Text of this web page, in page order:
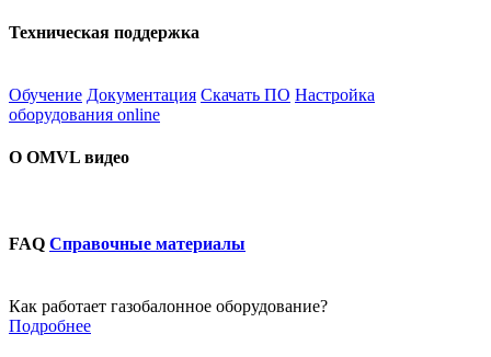
Техническая поддержка
Обучение Документация Скачать ПО Настройка
оборудования online
О OMVL видео
FAQ Справочные материалы
Как работает газобалонное оборудование?
Подробнее